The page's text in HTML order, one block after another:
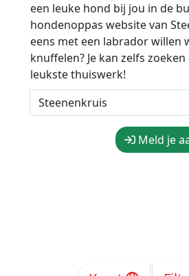
een leuke hond bij jou in de
hondenoppas website van
eens met een labrador willen
knuffelen? Je kan zelfs
leukste thuiswerk!
Meld je